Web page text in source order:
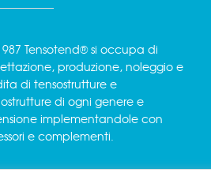
Tensotend® si occupa di
produzione, noleggio e
di tensostrutture e
di ogni genere e
implementandole con
e complementi.